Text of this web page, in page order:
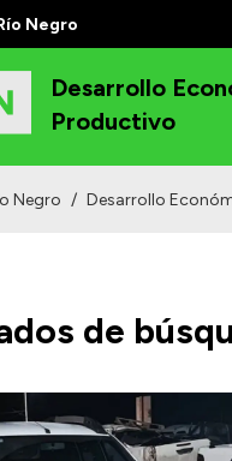
Negro
Desarrollo
Productivo
Negro / Desarrollo
de